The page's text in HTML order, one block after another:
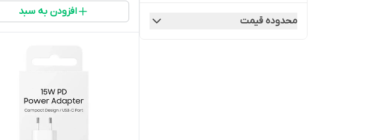
محدوده قیمت
افزودن به سبد